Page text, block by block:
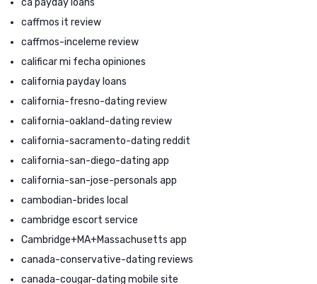
caffmos it review
caffmos-inceleme review
calificar mi fecha opiniones
california payday loans
california-fresno-dating review
california-oakland-dating review
california-sacramento-dating reddit
california-san-diego-dating app
california-san-jose-personals app
cambodian-brides local
cambridge escort service
Cambridge+MA+Massachusetts app
canada-conservative-dating reviews
canada-cougar-dating mobile site